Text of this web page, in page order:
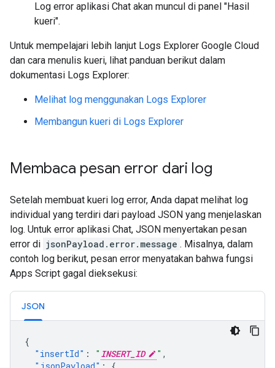
Log error aplikasi Chat akan muncul di panel "Hasil
kueri".
Untuk mempelajari lebih lanjut Logs Explorer Google Cloud
dan cara menulis kueri, lihat panduan berikut dalam
dokumentasi Logs Explorer:
Melihat log menggunakan Logs Explorer
Membangun kueri di Logs Explorer
Membaca pesan error dari log
Setelah membuat kueri log error, Anda dapat melihat log
individual yang terdiri dari payload JSON yang menjelaskan
log. Untuk error aplikasi Chat, JSON menyertakan pesan
error di jsonPayload.error.message . Misalnya, dalam
contoh log berikut, pesan error menyatakan bahwa fungsi
Apps Script gagal dieksekusi:
JSON
{
"insertId" : " INSERT_ID " ,